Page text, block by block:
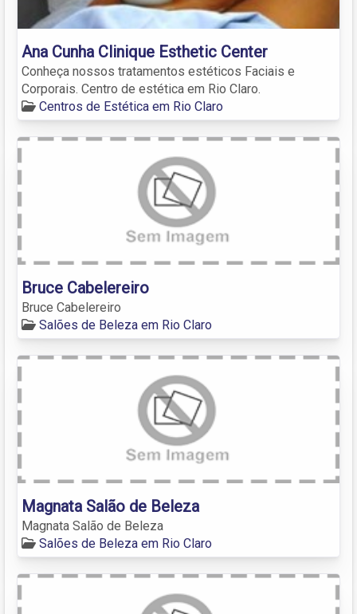
Ana Cunha Clinique Esthetic Center
Conheça nossos tratamentos estéticos Faciais e
Corporais. Centro de estética em Rio Claro.
Centros de Estética em Rio Claro
Bruce Cabelereiro
Bruce Cabelereiro
Salões de Beleza em Rio Claro
Magnata Salão de Beleza
Magnata Salão de Beleza
Salões de Beleza em Rio Claro